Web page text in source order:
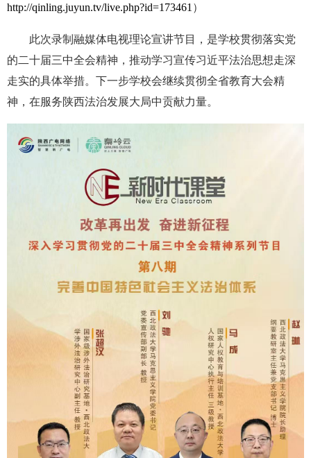
http://qinling.juyun.tv/live.php?id=173461 ）
此次录制融媒体电视理论宣讲节目，是学校贯彻落实党
的二十届三中全会精神，推动学习宣传习近平法治思想走深
走实的具体举措。下一步学校会继续贯彻全省教育大会精
神，在服务陕西法治发展大局中贡献力量。